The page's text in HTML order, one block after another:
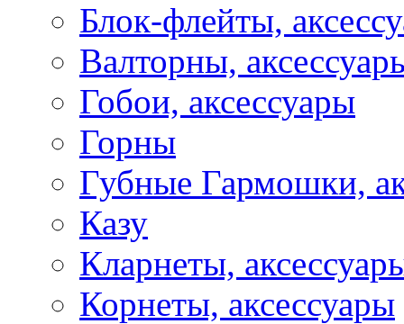
Блок-флейты,
Валторны,
Гобои, аксессуары
Горны
Губные Гармошки,
Казу
Кларнеты,
Корнеты, аксессуары